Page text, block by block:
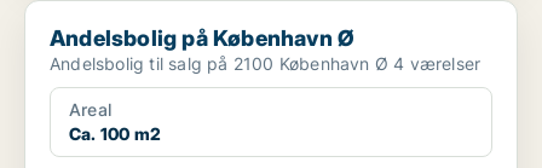
Andelsbolig på København Ø
Andelsbolig på København Ø
Andelsbolig til salg på 2100 København Ø 4 værelser
Areal
Ca. 100 m2